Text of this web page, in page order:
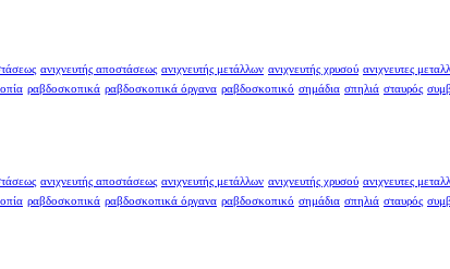
ανιχνευτής αποστάσεως ανιχνευτής μετάλλων ανιχνευτής χρυσού ανιχνευτες
ραβδοσκοπικά ραβδοσκοπικά όργανα ραβδοσκοπικό σημάδια σπηλιά σταυρός
ανιχνευτής αποστάσεως ανιχνευτής μετάλλων ανιχνευτής χρυσού ανιχνευτες
ραβδοσκοπικά ραβδοσκοπικά όργανα ραβδοσκοπικό σημάδια σπηλιά σταυρός